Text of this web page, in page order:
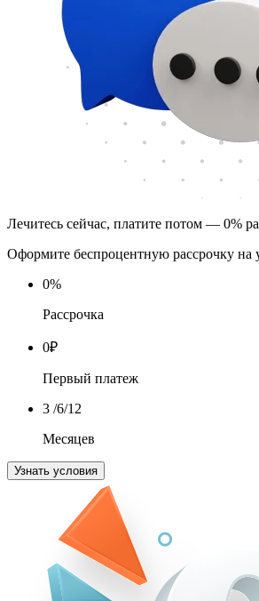
Лечитесь сейчас, платите потом — 0%
Оформите беспроцентную рассрочку на
0%
Рассрочка
0₽
Первый платеж
3 /6/12
Месяцев
Узнать условия